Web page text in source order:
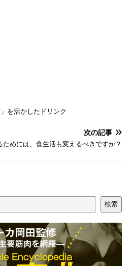
を活かしたドリンク
次の記事
ためには、食生活も変えるべきですか？
検索